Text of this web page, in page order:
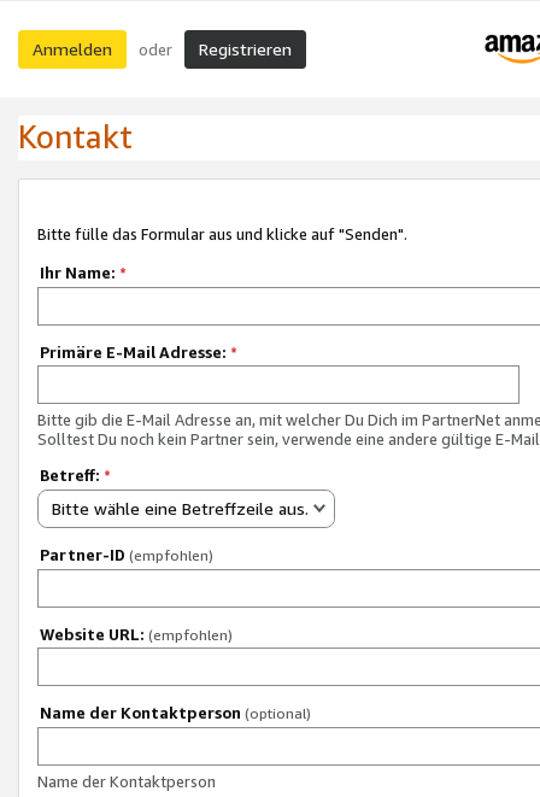
Anmelden oder Registrieren
Kontakt
Bitte fülle das Formular aus und klicke auf "Senden".
Ihr Name: *
Primäre E-Mail Adresse: *
Bitte gib die E-Mail Adresse an, mit welcher Du Dich im PartnerNet
Solltest Du noch kein Partner sein, verwende eine andere gültige E-
Betreff: *
Bitte wähle eine Betreffzeile aus.
Partner-ID (empfohlen)
Website URL: (empfohlen)
Name der Kontaktperson (optional)
Name der Kontaktperson